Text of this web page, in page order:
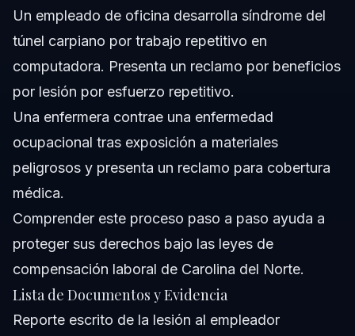
Un empleado de oficina desarrolla síndrome del
túnel carpiano por trabajo repetitivo en
computadora. Presenta un reclamo por beneficios
por lesión por esfuerzo repetitivo.
Una enfermera contrae una enfermedad
ocupacional tras exposición a materiales
peligrosos y presenta un reclamo para cobertura
médica.
Comprender este proceso paso a paso ayuda a
proteger sus derechos bajo las leyes de
compensación laboral de Carolina del Norte.
Lista de Documentos y Evidencia
Reporte escrito de la lesión al empleador